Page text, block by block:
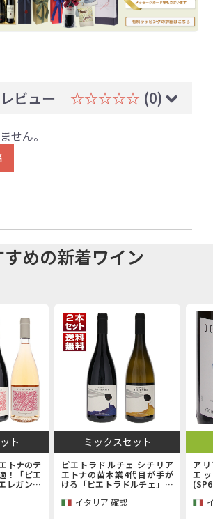
ビュー ☆☆☆☆☆ (0)
せん。
すめの新着ワイン
ト
トナのテ
！「ピエ
レガンス
ミックスセット
ピエトラドルチェ シチリア
エトナの苗木業4代目が手が
ける「ピエトラドルチェ」上
イタリア 確認
ア
エ